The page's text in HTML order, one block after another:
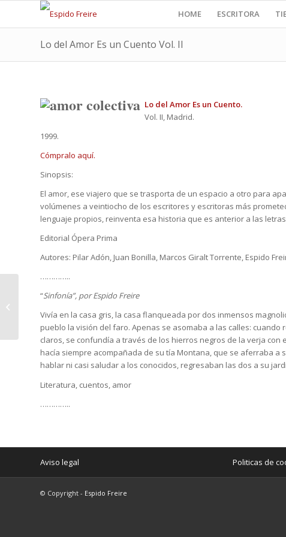
HOME ESCRITORA
Lo del Amor Es un Cuento Vol. II
Lo del Amor Es un Cuento.
Vol. II, Madrid.
1999.
Cómpralo aquí.
Sinopsis:
El amor, ese viajero que se trasporta de un espacio a otro para
volúmenes a veintiocho de los escritores y escritoras más
lenguaje propios, reinventa esa historia que es anterior a las
Editorial Ópera Prima
Autores: Pilar Adón, Juan Bonilla, Marcos Giralt Torrente, Espido
…………..
“Sinfonía”, por Espido Freire
Vivía en la casa gris, la casa flanqueada por dos inmensos
pueblo la visión del faro. Apenas se asomaba a las calles:
claros, se confundía a través de los hierros negros de la verja
hacía siempre acompañada de su tía Montana, que se aferraba
hablar ni casi saludar a los conocidos, regresaban las dos a su
Literatura, cuentos, amor
…………..
Aviso legal Politicas de
© Copyright - Espido Freire
Al mando de una
corbeta